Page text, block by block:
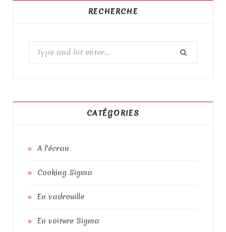
RECHERCHE
e
c
r
CATÉGORIES
A l'écran
Cooking Sigma
En vadrouille
En voiture Sigma